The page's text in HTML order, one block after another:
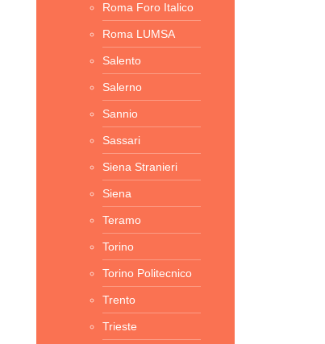
Roma Foro Italico
Roma LUMSA
Salento
Salerno
Sannio
Sassari
Siena Stranieri
Siena
Teramo
Torino
Torino Politecnico
Trento
Trieste